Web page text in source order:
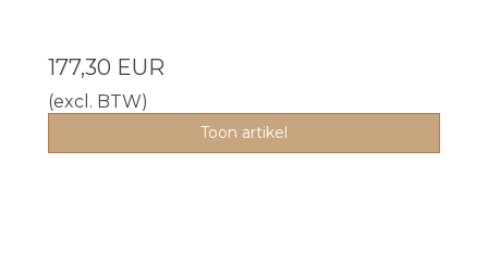
177,30 EUR
(excl. BTW)
Toon artikel